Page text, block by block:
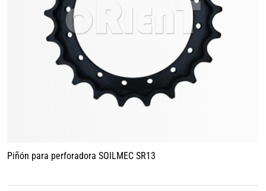
Piñón para perforadora BAUER BG15